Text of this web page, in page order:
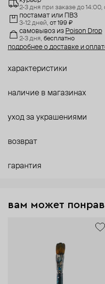
2-3 дня при заказе до 14:00,
постамат или ПВЗ
3-12 дней, от 199 ₽
самовывоз из Poison Drop
2-3 дня, бесплатно
подробнее о доставке и
характеристики
наличие в магазинах
уход за украшениями
возврат
гарантия
вам может